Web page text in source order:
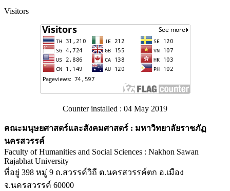
Visitors
Counter installed : 04 May 2019
คณะมนุษยศาสตร์และสังคมศาสตร์ : มหาวิทยาลัยราชภัฏ
นครสวรรค์
Faculty of Humanities and Social Sciences : Nakhon Sawan
Rajabhat University
ที่อยู่ 398 หมู่ 9 ถ.สวรรค์วิถี ต.นครสวรรค์ตก อ.เมือง
จ.นครสวรรค์ 60000